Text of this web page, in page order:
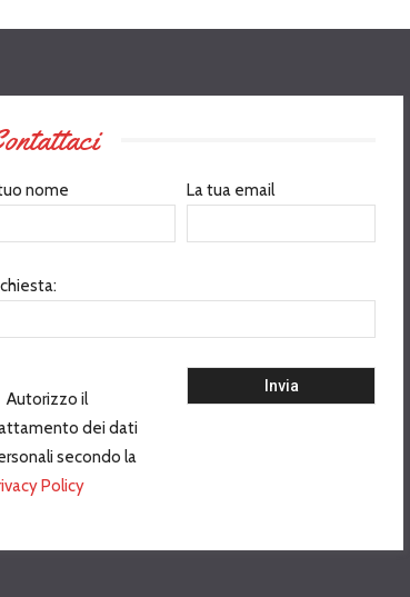
nome La tua email
Autorizzo il
dei dati
secondo la
Policy